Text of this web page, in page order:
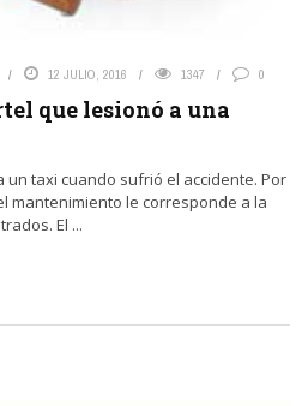
12 JULIO, 2016 1347 0
que lesionó a una
un taxi cuando sufrió el accidente. Por
mantenimiento le corresponde a la
El ...